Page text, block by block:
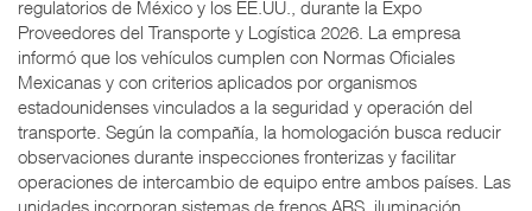
regulatorios de México y los EE.UU., durante la Expo
Proveedores del Transporte y Logística 2026. La empresa
informó que los vehículos cumplen con Normas Oficiales
Mexicanas y con criterios aplicados por organismos
estadounidenses vinculados a la seguridad y operación del
transporte. Según la compañía, la homologación busca reducir
observaciones durante inspecciones fronterizas y facilitar
operaciones de intercambio de equipo entre ambos países. Las
unidades incorporan sistemas de frenos ABS, iluminación